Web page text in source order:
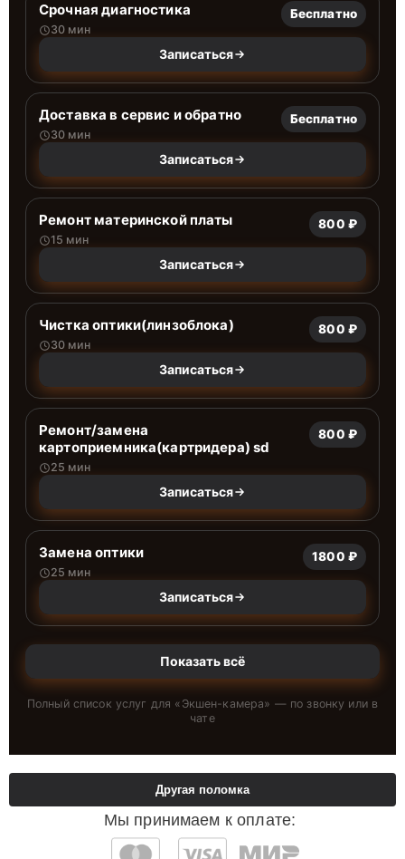
Срочная диагностика
30 мин
Бесплатно
Записаться
Доставка в сервис и обратно
30 мин
Бесплатно
Записаться
Ремонт материнской платы
15 мин
800 ₽
Записаться
Чистка оптики(линзоблока)
30 мин
800 ₽
Записаться
Ремонт/замена
картоприемника(картридера) sd
25 мин
800 ₽
Записаться
Замена оптики
25 мин
1800 ₽
Записаться
Показать всё
Полный список услуг для « Экшен-камера» — по звонку или в
чате
Мы принимаем к оплате:
Другая поломка